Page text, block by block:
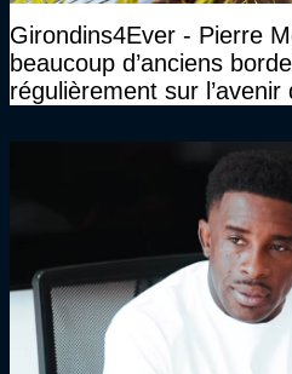
Girondins4Ever - Pierre
beaucoup d’anciens
régulièrement sur